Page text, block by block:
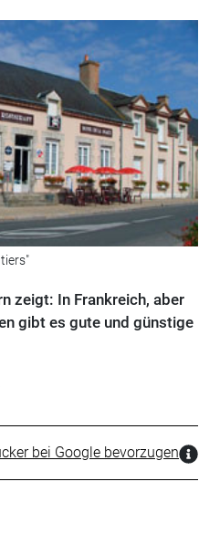
zeigt: In Frankreich, aber
gibt es gute und günstige
bei Google bevorzugen